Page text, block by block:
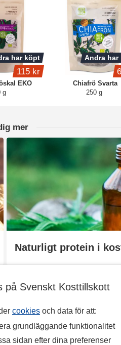
på Svenskt Kosttillskott
cookies och data för att:
grundläggande funktionalitet
sidan efter dina preferenser
EKO
g
har köpt
115 kr
Chiafrö Svarta
250 g
Andra har
mer
Naturligt protein i